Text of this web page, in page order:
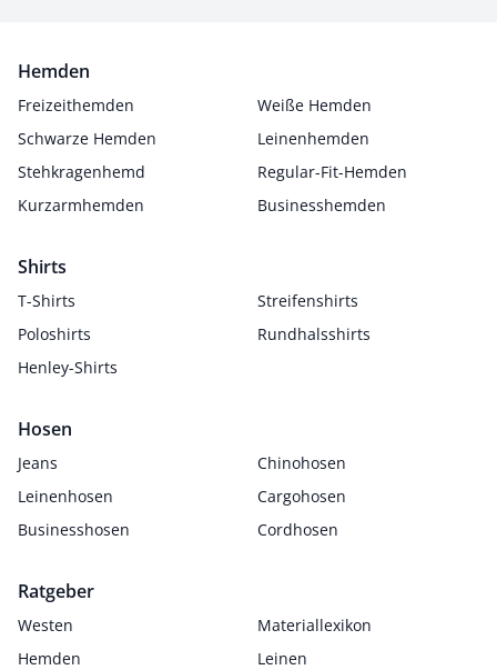
Hemden
Freizeithemden
Weiße Hemden
Schwarze Hemden
Leinenhemden
Stehkragenhemd
Regular-Fit-Hemden
Kurzarmhemden
Businesshemden
Shirts
T-Shirts
Streifenshirts
Poloshirts
Rundhalsshirts
Henley-Shirts
Hosen
Jeans
Chinohosen
Leinenhosen
Cargohosen
Businesshosen
Cordhosen
Ratgeber
Westen
Materiallexikon
Hemden
Leinen